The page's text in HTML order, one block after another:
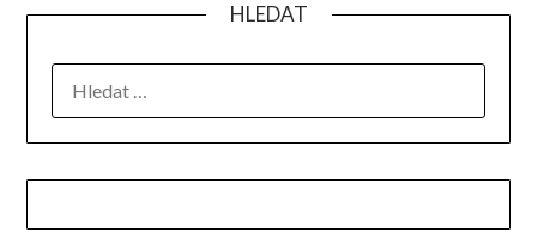
HLEDAT